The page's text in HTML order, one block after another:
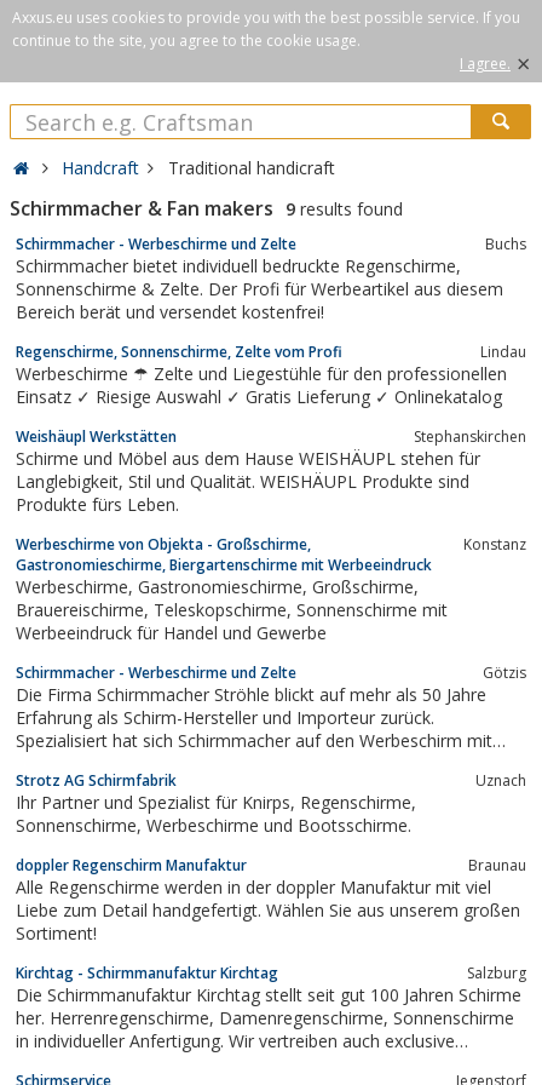
Axxus.eu uses cookies to provide you with the best possible service. If you
continue to the site, you agree to the cookie usage.
I agree. ×
Handcraft Traditional handicraft
Schirmmacher & Fan makers 9 results found
Schirmmacher - Werbeschirme und Zelte Buchs
Schirmmacher bietet individuell bedruckte Regenschirme,
Sonnenschirme & Zelte. Der Profi für Werbeartikel aus diesem
Bereich berät und versendet kostenfrei!
Regenschirme, Sonnenschirme, Zelte vom Profi Lindau
Werbeschirme ☂ Zelte und Liegestühle für den professionellen
Einsatz ✓ Riesige Auswahl ✓ Gratis Lieferung ✓ Onlinekatalog
Weishäupl Werkstätten Stephanskirchen
Schirme und Möbel aus dem Hause WEISHÄUPL stehen für
Langlebigkeit, Stil und Qualität. WEISHÄUPL Produkte sind
Produkte fürs Leben.
Werbeschirme von Objekta - Großschirme,
Gastronomieschirme, Biergartenschirme mit Werbeeindruck
Konstanz
Werbeschirme, Gastronomieschirme, Großschirme,
Brauereischirme, Teleskopschirme, Sonnenschirme mit
Werbeeindruck für Handel und Gewerbe
Schirmmacher - Werbeschirme und Zelte Götzis
Die Firma Schirmmacher Ströhle blickt auf mehr als 50 Jahre
Erfahrung als Schirm-Hersteller und Importeur zurück.
Spezialisiert hat sich Schirmmacher auf den Werbeschirm mit
Faltzelte.
Strotz AG Schirmfabrik Uznach
Ihr Partner und Spezialist für Knirps, Regenschirme,
Sonnenschirme, Werbeschirme und Bootsschirme.
doppler Regenschirm Manufaktur Braunau
Alle Regenschirme werden in der doppler Manufaktur mit viel
Liebe zum Detail handgefertigt. Wählen Sie aus unserem großen
Sortiment!
Kirchtag - Schirmmanufaktur Kirchtag Salzburg
Die Schirmmanufaktur Kirchtag stellt seit gut 100 Jahren Schirme
her. Herrenregenschirme, Damenregenschirme, Sonnenschirme
in individueller Anfertigung. Wir vertreiben auch exclusive
Schirmservice Jegenstorf